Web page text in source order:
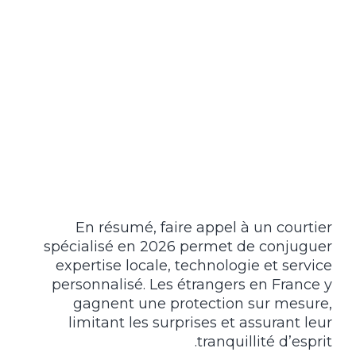
En résumé, faire appel à un courtier
spécialisé en 2026 permet de conjuguer
expertise locale, technologie et service
personnalisé. Les étrangers en France y
gagnent une protection sur mesure,
limitant les surprises et assurant leur
tranquillité d’esprit.